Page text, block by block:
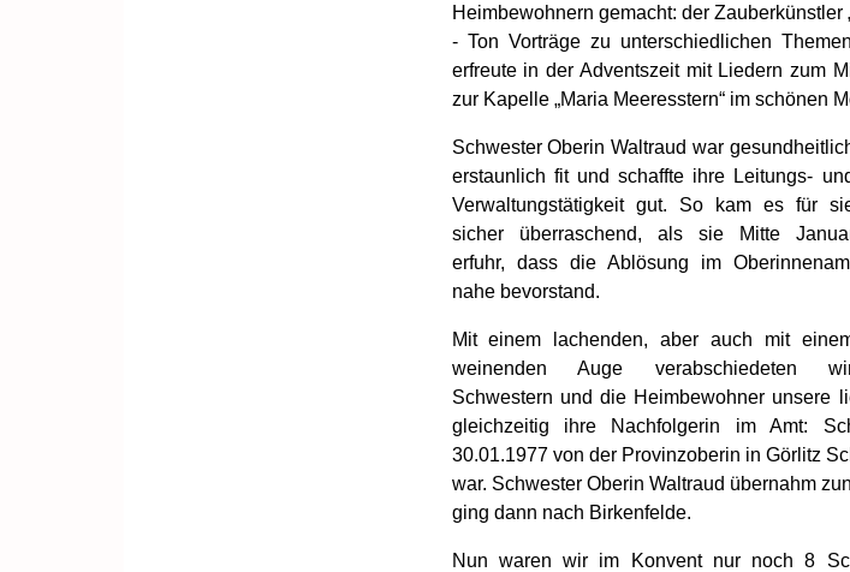
Heimbewohnern gemacht: der Zauberkünstler
- Ton Vorträge zu unterschiedlichen
erfreute in der Adventszeit mit Liedern zum
zur Kapelle „Maria Meeresstern“ im schönen
Schwester Oberin Waltraud war
erstaunlich fit und schaffte ihre Leitungs-
Verwaltungstätigkeit gut. So kam es für
sicher überraschend, als sie Mitte
erfuhr, dass die Ablösung im
nahe bevorstand.
Mit einem lachenden, aber auch mit
weinenden Auge verabschiedeten
Schwestern und die Heimbewohner unsere
gleichzeitig ihre Nachfolgerin im Amt:
30.01.1977 von der Provinzoberin in Görlitz
war. Schwester Oberin Waltraud übernahm
ging dann nach Birkenfelde.
Nun waren wir im Konvent nur noch 8